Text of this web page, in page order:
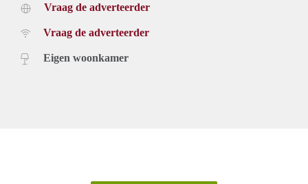
Vraag de adverteerder
Vraag de adverteerder
Eigen woonkamer